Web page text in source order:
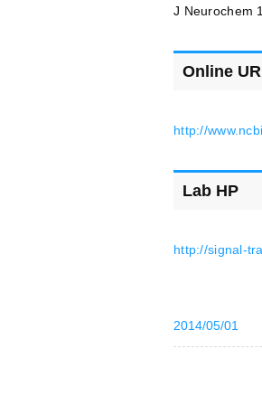
J Neurochem
Online
http://
Lab HP
http://signal-
2014/05/01